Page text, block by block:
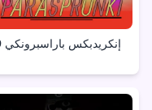
إنكريدبكس باراسبرونكي 9